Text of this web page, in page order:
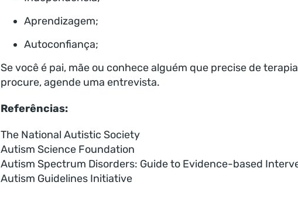
Aprendizagem;
Autoconfiança;
Se você é pai, mãe ou conhece alguém que precise de
procure, agende uma entrevista.
Referências:
The National Autistic Society
Autism Science Foundation
Autism Spectrum Disorders: Guide to Evidence-based
Autism Guidelines Initiative